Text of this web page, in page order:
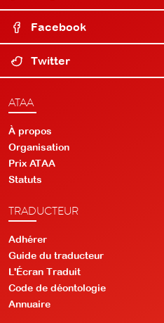
Facebook
Twitter
ATAA
À propos
Organisation
Prix ATAA
Statuts
TRADUCTEUR
Adhérer
Guide du traducteur
L'Écran Traduit
Code de déontologie
Annuaire